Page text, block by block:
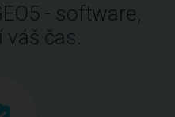
- software,
váš čas.